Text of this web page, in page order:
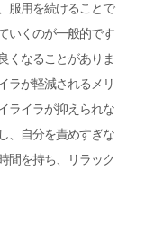
服用を続けることで
いくのが一般的です
くなることがありま
ラが軽減されるメリ
ライラが抑えられな
、自分を責めすぎな
間を持ち、リラック